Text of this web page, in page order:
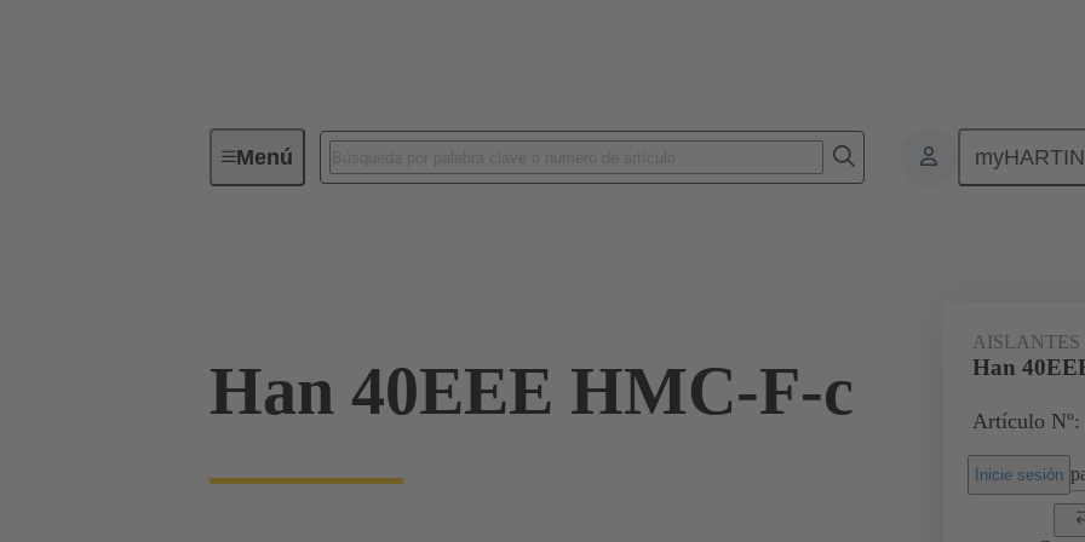
MenúConectores industriales / Han® Han® HMC para
Han 40EEE HMC-F-c
AISLANTES
Han
Artículo Nº:
Inicie sesión